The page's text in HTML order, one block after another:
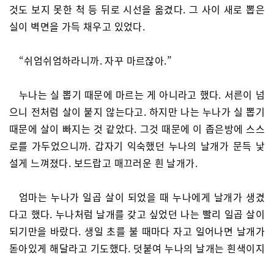
것도 보지 못한 척 등 뒤로 시선을 옮겼다. 그 사이 새로 뽑은
실이 벽면을 가득 채우고 있었다.
“쉬엄쉬엄하라니까. 자꾸 마르잖아.”
누나는 실 뽑기 때문에 마르는 게 아니라고 했다. 서른이 넘
으니 전처럼 살이 붙지 않는다고. 하지만 나는 누나가 실 뽑기
때문에 살이 빠지는 것 같았다. 그것 때문에 이 좁은방에 스스
로를 가두었으니까. 갑자기 익숙했던 누나의 날개가 문득 낯
설게 느껴졌다. 보드랍고 매끄러운 흰 날개가.
엄마는 누나가 일곱 살이 되었을 때 누나에게 날개가 생겼
다고 했다. 누나처럼 날개를 갖고 싶었던 나는 빨리 일곱 살이
되기만을 바랐다. 생일 초를 불 때마다 자고 일어나면 날개가
돋아있게 해달라고 기도했다. 덧붙여 누나의 날개는 흰색이지